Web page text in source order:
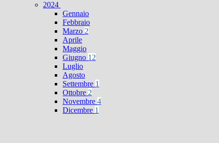
2024
Gennaio
Febbraio
Marzo 2
Aprile
Maggio
Giugno 12
Luglio
Agosto
Settembre 1
Ottobre 2
Novembre 4
Dicembre 1